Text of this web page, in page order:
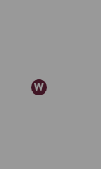
W